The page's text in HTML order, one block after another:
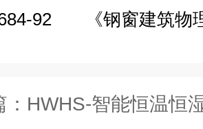
92 《钢窗建筑物
HWHS-智能恒温恒